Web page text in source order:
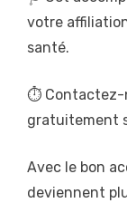
votre
santé.
⏱️ Contactez-
gratuitement
Avec le bon
deviennent